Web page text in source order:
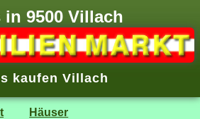
in 9500 Villach
kaufen Villach
Häuser